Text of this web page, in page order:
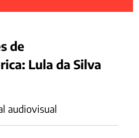
de
Lula da Silva
audiovisual